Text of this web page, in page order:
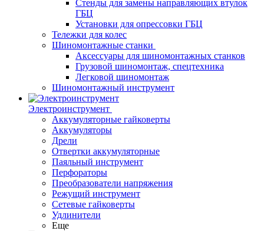
Стенды для замены направляющих втулок
ГБЦ
Установки для опрессовки ГБЦ
Тележки для колес
Шиномонтажные станки
Аксессуары для шиномонтажных станков
Грузовой шиномонтаж, спецтехника
Легковой шиномонтаж
Шиномонтажный инструмент
Электроинструмент
Аккумуляторные гайковерты
Аккумуляторы
Дрели
Отвертки аккумуляторные
Паяльный инструмент
Перфораторы
Преобразователи напряжения
Режущий инструмент
Сетевые гайковерты
Удлинители
Еще